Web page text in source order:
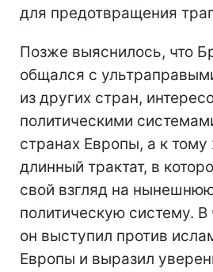
для предотвращения
Позже выяснилось, что
общался с
из других стран,
политическими
странах Европы, а к
длинный трактат, в
свой взгляд на
политическую систему. В
он выступил против
Европы и выразил